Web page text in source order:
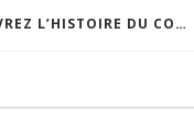
DÉCOUVREZ L’HISTOIRE DU COWORKING : UNE RÉVOLUTION DANS LE MONDE DU TRAVAIL